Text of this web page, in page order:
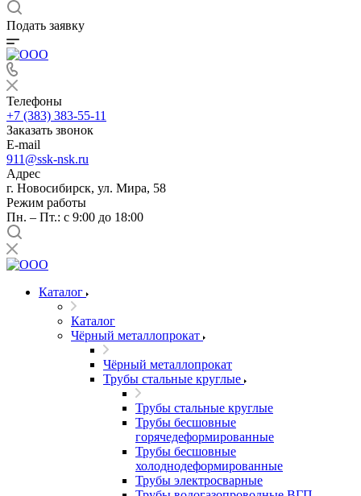
Подать заявку
Телефоны
+7 (383) 383-55-11
Заказать звонок
E-mail
911@ssk-nsk.ru
Адрес
г. Новосибирск, ул. Мира, 58
Режим работы
Пн. – Пт.: с 9:00 до 18:00
Каталог
Каталог
Чёрный металлопрокат
Чёрный металлопрокат
Трубы стальные круглые
Трубы стальные круглые
Трубы бесшовные
горячедеформированные
Трубы бесшовные
холоднодеформированные
Трубы электросварные